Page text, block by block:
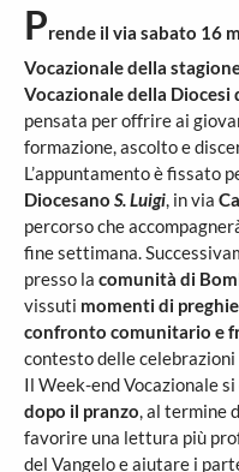
Prende il via sabato 16
Vocazionale della
Vocazionale della Diocesi
pensata per offrire ai
formazione, ascolto e
L’appuntamento è fissato
Diocesano S. Luigi, in via
percorso che
fine settimana.
presso la comunità di
vissuti momenti di
confronto comunitario e
contesto delle
Il Week-end Vocazionale
dopo il pranzo, al termine
favorire una lettura più
del Vangelo e aiutare i